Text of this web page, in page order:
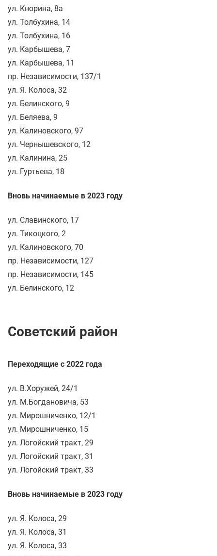
ул. Кнорина, 8а
ул. Толбухина, 14
ул. Толбухина, 16
ул. Карбышева, 7
ул. Карбышева, 11
пр. Независимости, 137/1
ул. Я. Колоса, 32
ул. Белинского, 9
ул. Беляева, 9
ул. Калиновского, 97
ул. Чернышевского, 12
ул. Калинина, 25
ул. Гуртьева, 18
Вновь начинаемые в 2023 году
ул. Славинского, 17
ул. Тикоцкого, 2
ул. Калиновского, 70
пр. Независимости, 127
пр. Независимости, 145
ул. Белинского, 12
Советский район
Переходящие с 2022 года
ул. В.Хоружей, 24/1
ул. М.Богдановича, 53
ул. Мирошниченко, 12/1
ул. Мирошниченко, 15
ул. Логойский тракт, 29
ул. Логойский тракт, 31
ул. Логойский тракт, 33
Вновь начинаемые в 2023 году
ул. Я. Колоса, 29
ул. Я. Колоса, 31
ул. Я. Колоса, 33